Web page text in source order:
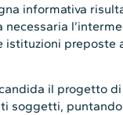
informativa
preposte
il progetto di
soggetti,